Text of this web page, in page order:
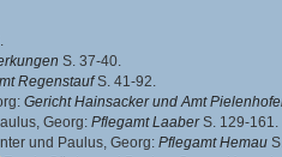
S. 37-40.
RegenstaufS. 41-92.
: Gericht Hainsacker und Amt
Georg: Pflegamt LaaberS. 129-161.
und Paulus, Georg: Pflegamt Hemau